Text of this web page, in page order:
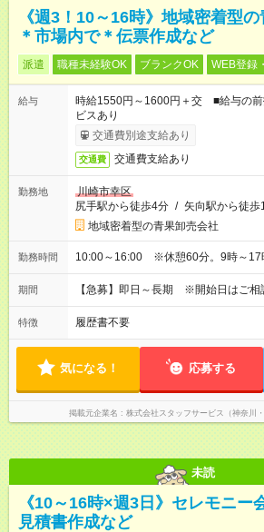
《週3！10～16時》地域密着型
＊市場内で＊伝票作成など
派遣 職種未経験OK ブランクOK WEB登録
給与
時給1550円～1600円＋交 ■給与の前
ビスあり
交通費別途支給あり
交通費 交通費支給あり
勤務地
川崎市幸区
尻手駅から徒歩4分 / 矢向駅から徒歩
地域密着型の青果卸売会社
勤務時間 10:00～16:00 ※休憩60分。9時～17
期間 【急募】即日～長期 ※開始日はご
特徴 履歴書不要
気になる！ 応募する
掲載元企業名 株式会社スタッフサービス（神奈川
未読
《10～16時×週3日》セレモニー
見積書作成など